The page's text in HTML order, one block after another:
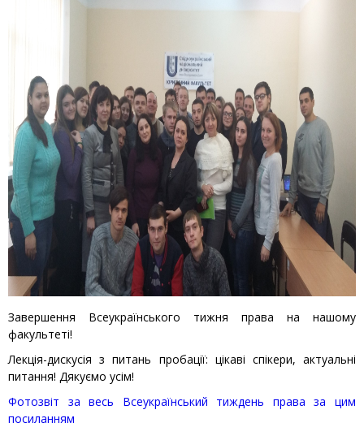
Завершення Всеукраїнського тижня права на нашому
факультеті!
Лекція-дискусія з питань пробації: цікаві спікери, актуальні
питання! Дякуємо усім!
Фотозвіт за весь Всеукраїнський тиждень права за цим
посиланням